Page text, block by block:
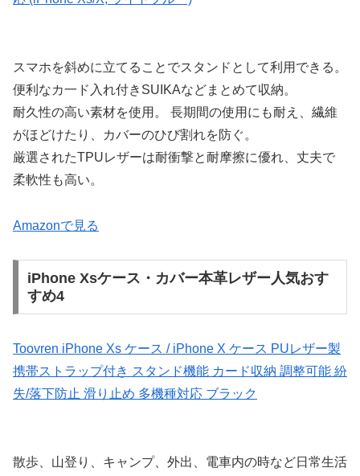
スマホを斜めに立てることでスタンドとして利用できる。
便利なカ一ド入れ付きSUIKAなどまとめて収納。
耐久性の高い素材を使用。 長期間の使用にも耐え、繊維
がほどけたり、カバーのひび割れを防ぐ。
厳選されたTPUレザーは耐衝撃と耐摩擦に優れ、丈夫で
柔軟性も高い。
Amazonで見る
iPhone Xsケース・カバー本革レザー人気おす
すめ4
Toovren iPhone Xs ケース / iPhone X ケース PUレザー製
携帯ストラップ付き スタンド機能 カード収納 調整可能 紛
失/落下防止 滑り止め 多機種対応 ブラック
散歩、山登り、キャンプ、外出、電車内の時など日常生活